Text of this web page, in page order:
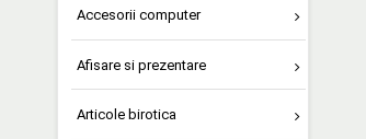
Accesorii computer
Afisare si prezentare
Articole birotica